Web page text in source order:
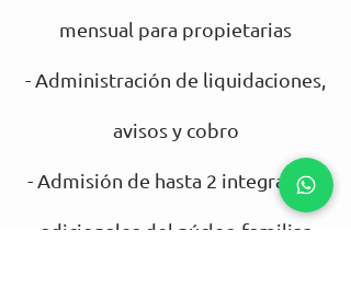
mensual para propietarias
- Administración de liquidaciones,
avisos y cobro
- Admisión de hasta 2 integrantes
adicionales del núcleo familiar